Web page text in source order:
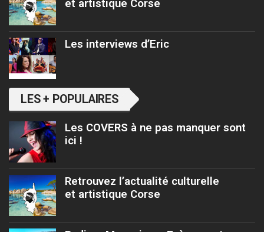
et artistique Corse
Les interviews d’Eric
LES + POPULAIRES
Les COVERS à ne pas manquer sont
ici !
Retrouvez l’actualité culturelle
et artistique Corse